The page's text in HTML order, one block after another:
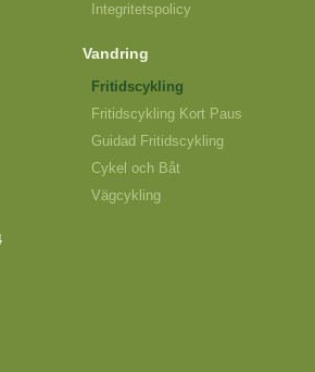
Integritetspolicy
Vandring
Fritidscykling
Fritidscykling Kort Paus
Guidad Fritidscykling
Cykel och Båt
Vägcykling